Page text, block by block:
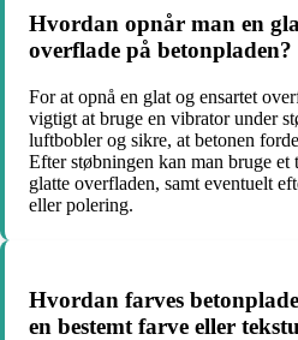
Hvordan opnår man en
overflade på betonpladen?
For at opnå en glat og ensartet
vigtigt at bruge en vibrator under
luftbobler og sikre, at betonen
Efter støbningen kan man bruge
glatte overfladen, samt eventuelt
eller polering.
Hvordan farves
en bestemt farve eller